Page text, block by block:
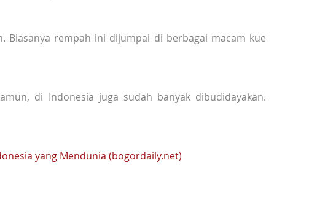
Biasanya rempah ini dijumpai di berbagai macam kue
di Indonesia juga sudah banyak dibudidayakan.
yang Mendunia (bogordaily.net)